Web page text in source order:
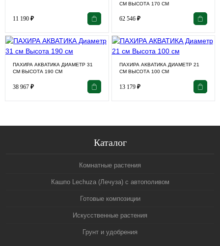
11 190 ₽
СМ ВЫСОТА 170 СМ
62 546 ₽
ПАХИРА АКВАТИКА ДИАМЕТР 31
СМ ВЫСОТА 190 СМ
38 967 ₽
ПАХИРА АКВАТИКА ДИАМЕТР 21
СМ ВЫСОТА 100 СМ
13 179 ₽
Каталог
Комнатные растения
Кашпо Lechuza (Лечуза) с автополивом
Готовые композиции
Искусственные растения
Грунт и удобрения